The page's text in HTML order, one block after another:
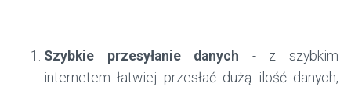
Szybkie przesyłanie danych - z szybkim
internetem łatwiej przesłać dużą ilość danych,